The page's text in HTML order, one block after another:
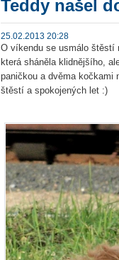
Teddy našel
25.02.2013 20:28
O víkendu se usmálo štěstí
která sháněla klidnějšího,
paničkou a dvěma kočkami
štěstí a spokojených let :)